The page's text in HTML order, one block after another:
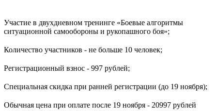
Участие в двухдневном тренинге «Боевые алгоритмы
ситуационной самообороны и рукопашного боя»;
Количество участников - не больше 10 человек;
Регистрационный взнос - 997 рублей;
Специальная скидка при ранней регистрации (до 19 ноября);
Обычная цена при оплате после 19 ноября - 20997 рублей